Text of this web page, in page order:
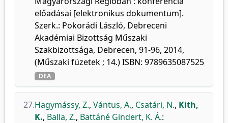
előadásai [elektronikus dokumentum].
Szerk.: Pokorádi László, Debreceni
Akadémiai Bizottság Műszaki
Szakbizottsága, Debrecen, 91-96, 2014,
(Műszaki füzetek ; 14.) ISBN: 9789635087525
DEA
27.Hagymássy, Z., Vántus, A., Csatári, N., Kith,
K., Balla, Z., Battáné Gindert, K. Á.: